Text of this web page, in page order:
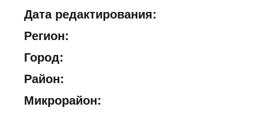
Дата редактирования:
Регион:
Город:
Район:
Микрорайон: